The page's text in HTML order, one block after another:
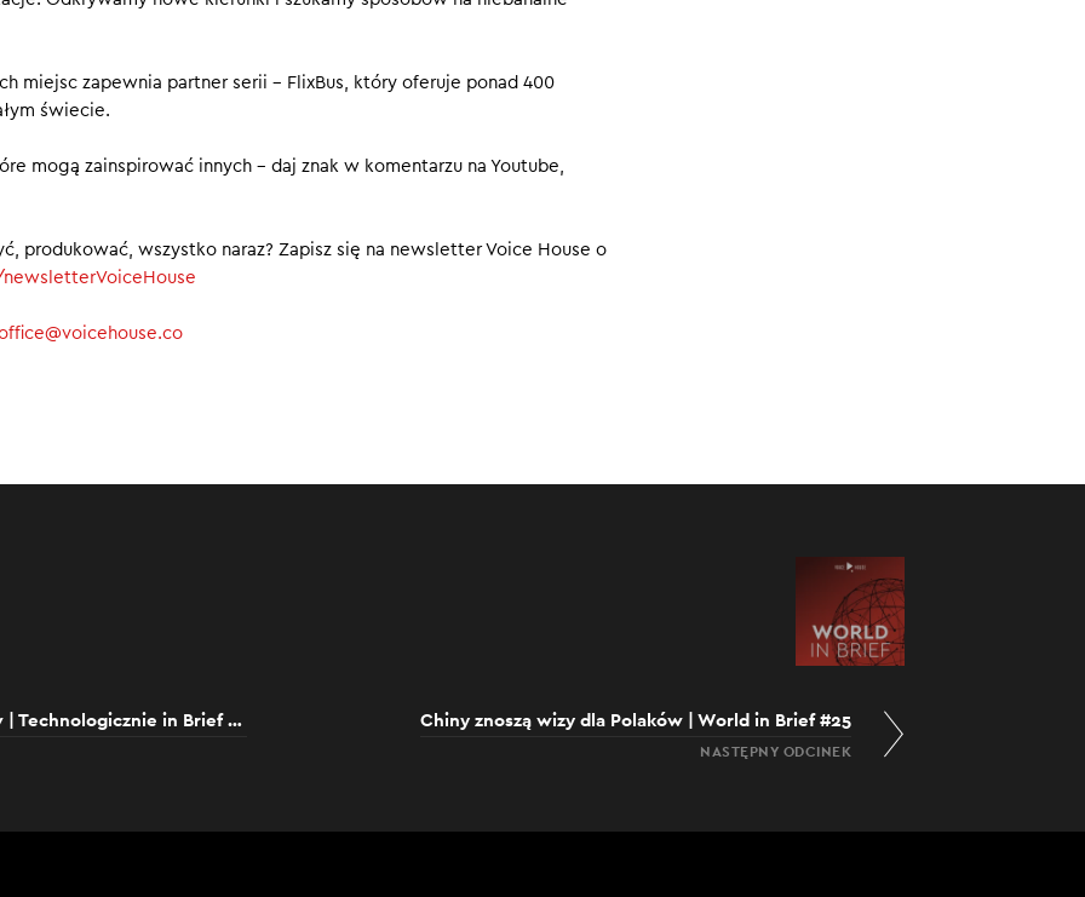
wakacji za nami – gdzie Polacy spędzą je w tym roku?
w Europie zyskuje na znaczeniu
miejsc zapewnia partner serii – FlixBus, który oferuje ponad 400
świecie.
mogą zainspirować innych – daj znak w komentarzu na Youtube,
produkować, wszystko naraz? Zapisz się na newsletter Voice House o
Rewolucja w ładowaniu smartfonów | Technologicznie in Brief #19 Chiny znoszą wizy dla Polaków | World in Brief #25
NASTĘPNY ODCINEK